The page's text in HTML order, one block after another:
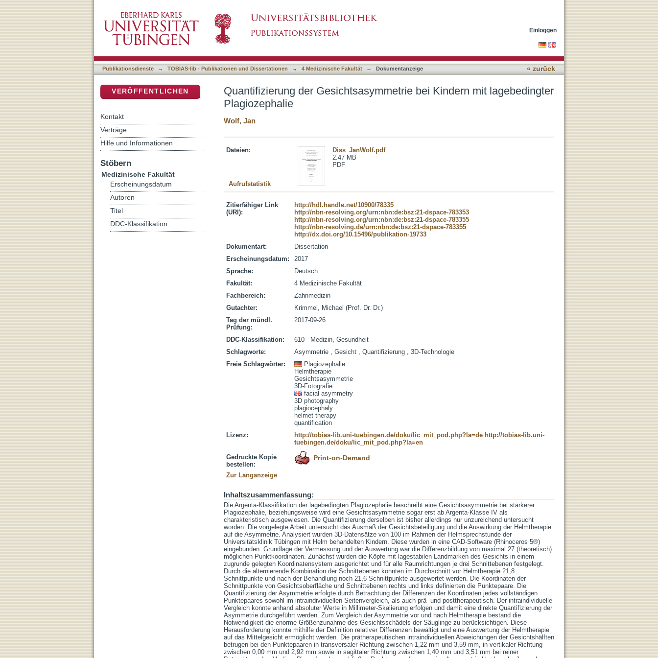
Einloggen
Publikationsdienste → TOBIAS-lib - Publikationen und Dissertationen → 4 Medizinische Fakultät → Dokumentanzeige « zurück
Quantifizierung der Gesichtsasymmetrie bei Kindern mit lagebedingter
Plagiozephalie
Wolf, Jan
Dateien:
Diss_JanWolf.pdf
2.47 MB
PDF
Aufrufstatistik
Zitierfähiger Link
(URI):
http://hdl.handle.net/10900/78335
http://nbn-resolving.org/urn:nbn:de:bsz:21-dspace-783353
http://nbn-resolving.org/urn:nbn:de:bsz:21-dspace-783355
http://nbn-resolving.de/urn:nbn:de:bsz:21-dspace-783355
http://dx.doi.org/10.15496/publikation-19733
Dokumentart:
Dissertation
Erscheinungsdatum:
2017
Sprache:
Deutsch
Fakultät:
4 Medizinische Fakultät
Fachbereich:
Zahnmedizin
Gutachter:
Krimmel, Michael (Prof. Dr. Dr.)
Tag der mündl.
Prüfung:
2017-09-26
DDC-Klassifikation:
610 - Medizin, Gesundheit
Schlagworte:
Asymmetrie , Gesicht , Quantifizierung , 3D-Technologie
Freie Schlagwörter:
Plagiozephalie
Helmtherapie
Gesichtsasymmetrie
3D-Fotografie
facial asymmetry
3D photography
plagiocephaly
helmet therapy
quantification
Lizenz:
http://tobias-lib.uni-tuebingen.de/doku/lic_mit_pod.php?la=de http://tobias-lib.uni-
tuebingen.de/doku/lic_mit_pod.php?la=en
Gedruckte Kopie
bestellen:
Print-on-Demand
Zur Langanzeige
Inhaltszusammenfassung:
Die Argenta-Klassifikation der lagebedingten Plagiozephalie beschreibt eine Gesichtsasymmetrie bei stärkerer
Plagiozephalie, beziehungsweise wird eine Gesichtsasymmetrie sogar erst ab Argenta-Klasse IV als
charakteristisch ausgewiesen. Die Quantifizierung derselben ist bisher allerdings nur unzureichend untersucht
worden. Die vorgelegte Arbeit untersucht das Ausmaß der Gesichtsbeteiligung und die Auswirkung der Helmtherapie
auf die Asymmetrie. Analysiert wurden 3D-Datensätze von 100 im Rahmen der Helmsprechstunde der
Universitätsklinik Tübingen mit Helm behandelten Kindern. Diese wurden in eine CAD-Software (Rhinoceros 5®)
eingebunden. Grundlage der Vermessung und der Auswertung war die Differenzbildung von maximal 27 (theoretisch)
möglichen Punktkoordinaten. Zunächst wurden die Köpfe mit lagestabilen Landmarken des Gesichts in einem
zugrunde gelegten Koordinatensystem ausgerichtet und für alle Raumrichtungen je drei Schnittebenen festgelegt.
Durch die alternierende Kombination der Schnittebenen konnten im Durchschnitt vor Helmtherapie 21,8
Schnittpunkte und nach der Behandlung noch 21,6 Schnittpunkte ausgewertet werden. Die Koordinaten der
Schnittpunkte von Gesichtsoberfläche und Schnittebenen rechts und links definierten die Punktepaare. Die
Quantifizierung der Asymmetrie erfolgte durch Betrachtung der Differenzen der Koordinaten jedes vollständigen
Punktepaares sowohl im intraindividuellen Seitenvergleich, als auch prä- und posttherapeutisch. Der intraindividuelle
Vergleich konnte anhand absoluter Werte in Millimeter-Skalierung erfolgen und damit eine direkte Quantifizierung der
Asymmetrie durchgeführt werden. Zum Vergleich der Asymmetrie vor und nach Helmtherapie bestand die
Notwendigkeit die enorme Größenzunahme des Gesichtsschädels der Säuglinge zu berücksichtigen. Diese
Herausforderung konnte mithilfe der Definition relativer Differenzen bewältigt und eine Auswertung der Helmtherapie
auf das Mittelgesicht ermöglicht werden. Die prätherapeutischen intraindividuellen Abweichungen der Gesichtshälften
betrugen bei den Punktepaaren in transversaler Richtung zwischen 1,22 mm und 3,59 mm, in vertikaler Richtung
zwischen 0,00 mm und 2,92 mm sowie in sagittaler Richtung zwischen 1,40 mm und 3,51 mm bei reiner
VERÖFFENTLICHEN
Kontakt
Verträge
Hilfe und Informationen
Stöbern
Medizinische Fakultät
Erscheinungsdatum
Autoren
Titel
DDC-Klassifikation